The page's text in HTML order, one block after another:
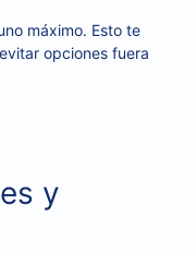
máximo. Esto te
opciones fuera
y